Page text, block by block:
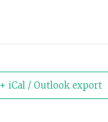
+ iCal / Outlook export